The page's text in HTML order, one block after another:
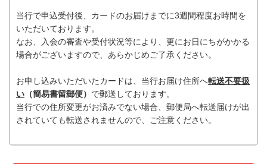
当行で申込受付後、カードのお届けまでに3週間程度お時間を
いただいております。
なお、入会の審査や受付状況等により、更にお日にちがかかる
場合がございますので、あらかじめご了承ください。
お申し込みいただいたカードは、当行お届け住所へ転送不要扱
い （簡易書留郵便） で郵送しております。
当行での住所変更がお済みでない場合、郵便局へ転送届けが出
されていても転送されませんので、ご注意ください。